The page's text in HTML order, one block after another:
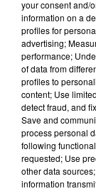
Les
sur Intensité
your consent and/
information on a
profiles for
advertising;
performance;
of data from
profiles to
content; Use
detect fraud, and
Save and
process personal
following
requested; Use
other data
information